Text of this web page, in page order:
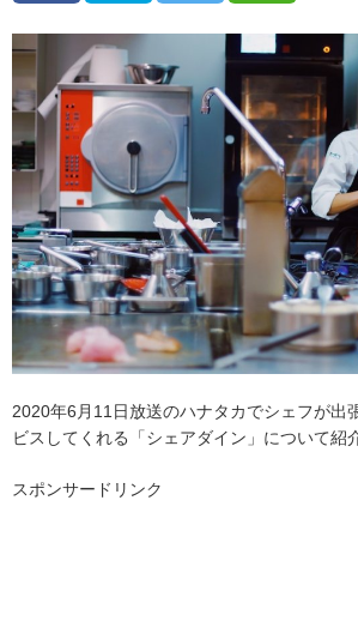
2020年6月11日放送のハナタカでシェフが出
ビスしてくれる「シェアダイン」について紹
スポンサードリンク